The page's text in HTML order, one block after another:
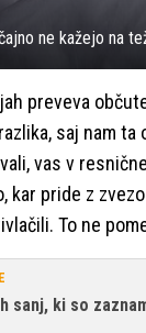
ne kažejo na
preveva
saj nam
vas v
pride z
To ne
sanj, ki so